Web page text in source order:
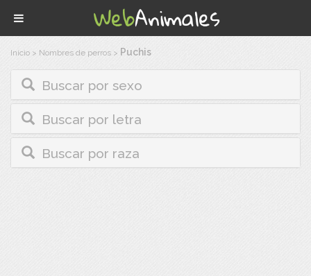
Inicio > Nombres de perros > Puchis
Buscar por sexo
Buscar por letra
Buscar por raza